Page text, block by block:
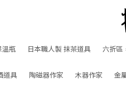
溫瓶 日本職人製 抹茶道具 六折區
道具 陶磁器作家 木器作家 金